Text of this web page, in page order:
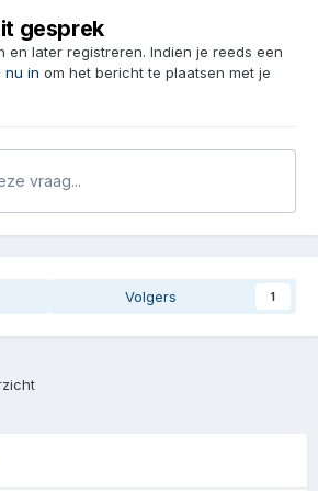
gesprek
en later registreren. Indien je reeds een
nu in om het bericht te plaatsen met je
vraag...
Volgers 1